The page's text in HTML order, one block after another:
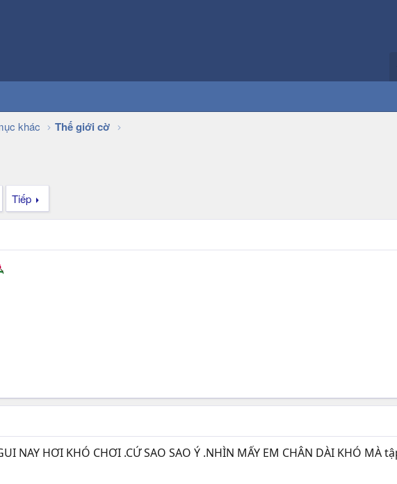
khác Thế giới cờ
Tiếp
NAY HƠI KHÓ CHƠI .CỨ SAO SAO Ý .NHÌN MẤY EM CHÂN DÀI KHÓ MÀ